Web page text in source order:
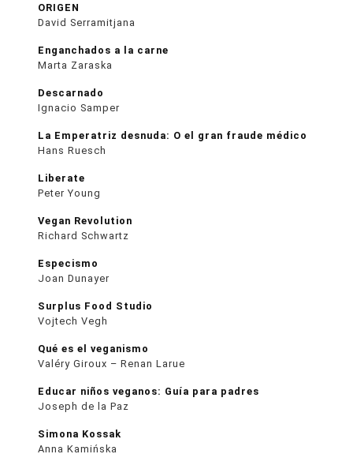
ORIGEN
David Serramitjana
Enganchados a la carne
Marta Zaraska
Descarnado
Ignacio Samper
La Emperatriz desnuda: O el gran fraude médico
Hans Ruesch
Liberate
Peter Young
Vegan Revolution
Richard Schwartz
Especismo
Joan Dunayer
Surplus Food Studio
Vojtech Vegh
Qué es el veganismo
Valéry Giroux – Renan Larue
Educar niños veganos: Guía para padres
Joseph de la Paz
Simona Kossak
Anna Kamińska